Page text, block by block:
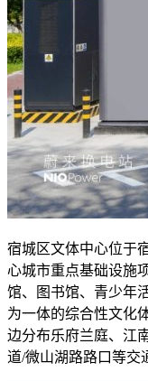
宿城区文体中心位于
心城市重点基础设施
馆、图书馆、青少年
为一体的综合性文化
边分布乐府兰庭、江
道/微山湖路路口等交